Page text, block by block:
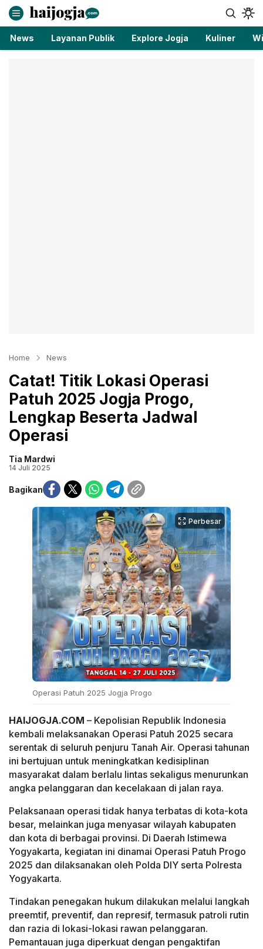
haijogja.com
Berita Jogja Terbaru dan Terkini
News Layanan Publik Explore Jogja Kuliner
Home News
Catat! Titik Lokasi Operasi
Patuh 2025 Jogja Progo,
Lengkap Beserta Jadwal
Operasi
Tia Mardwi
14 Juli 2025
Bagikan
Perbesar
Operasi Patuh 2025 Jogja Progo
HAIJOGJA.COM – Kepolisian Republik Indonesia
kembali melaksanakan Operasi Patuh 2025 secara
serentak di seluruh penjuru Tanah Air. Operasi tahunan
ini bertujuan untuk meningkatkan kedisiplinan
masyarakat dalam berlalu lintas sekaligus menurunkan
angka pelanggaran dan kecelakaan di jalan raya.
Pelaksanaan operasi tidak hanya terbatas di kota-kota
besar, melainkan juga menyasar wilayah kabupaten
dan kota di berbagai provinsi. Di Daerah Istimewa
Yogyakarta, kegiatan ini dinamai Operasi Patuh Progo
2025 dan dilaksanakan oleh Polda DIY serta Polresta
Yogyakarta.
Tindakan penegakan hukum dilakukan melalui langkah
preemtif, preventif, dan represif, termasuk patroli rutin
dan razia di lokasi-lokasi rawan pelanggaran.
Pemantauan juga diperkuat dengan pengaktifan